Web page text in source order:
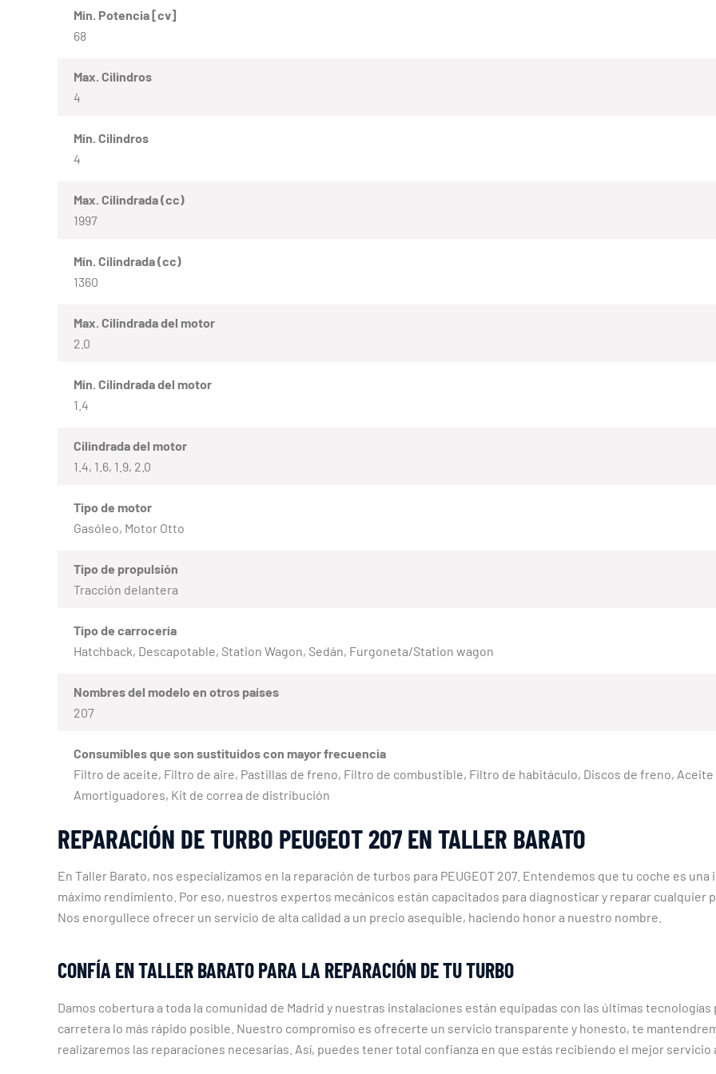
Mín. Potencia [cv]
68
Max. Cilindros
4
Mín. Cilindros
4
Max. Cilindrada (cc)
1997
Mín. Cilindrada (cc)
1360
Max. Cilindrada del motor
2.0
Mín. Cilindrada del motor
1.4
Cilindrada del motor
1.4, 1.6, 1.9, 2.0
Tipo de motor
Gasóleo, Motor Otto
Tipo de propulsión
Tracción delantera
Tipo de carrocería
Hatchback, Descapotable, Station Wagon, Sedán, Furgoneta/Station wagon
Nombres del modelo en otros países
207
Consumibles que son sustituidos con mayor frecuencia
Filtro de aceite, Filtro de aire, Pastillas de freno, Filtro de combustible, Filtro de habitáculo, Discos de freno,
Amortiguadores, Kit de correa de distribución
REPARACIÓN DE TURBO PEUGEOT 207 EN TALLER BARATO
En Taller Barato, nos especializamos en la reparación de turbos para PEUGEOT 207. Entendemos que tu coche es
máximo rendimiento. Por eso, nuestros expertos mecánicos están capacitados para diagnosticar y reparar
Nos enorgullece ofrecer un servicio de alta calidad a un precio asequible, haciendo honor a nuestro nombre.
CONFÍA EN TALLER BARATO PARA LA REPARACIÓN DE TU TURBO
Damos cobertura a toda la comunidad de Madrid y nuestras instalaciones están equipadas con las últimas tecnologías
carretera lo más rápido posible. Nuestro compromiso es ofrecerte un servicio transparente y honesto, te
realizaremos las reparaciones necesarias. Así, puedes tener total confianza en que estás recibiendo el mejor servicio